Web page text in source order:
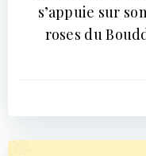
s’appuie sur
roses du